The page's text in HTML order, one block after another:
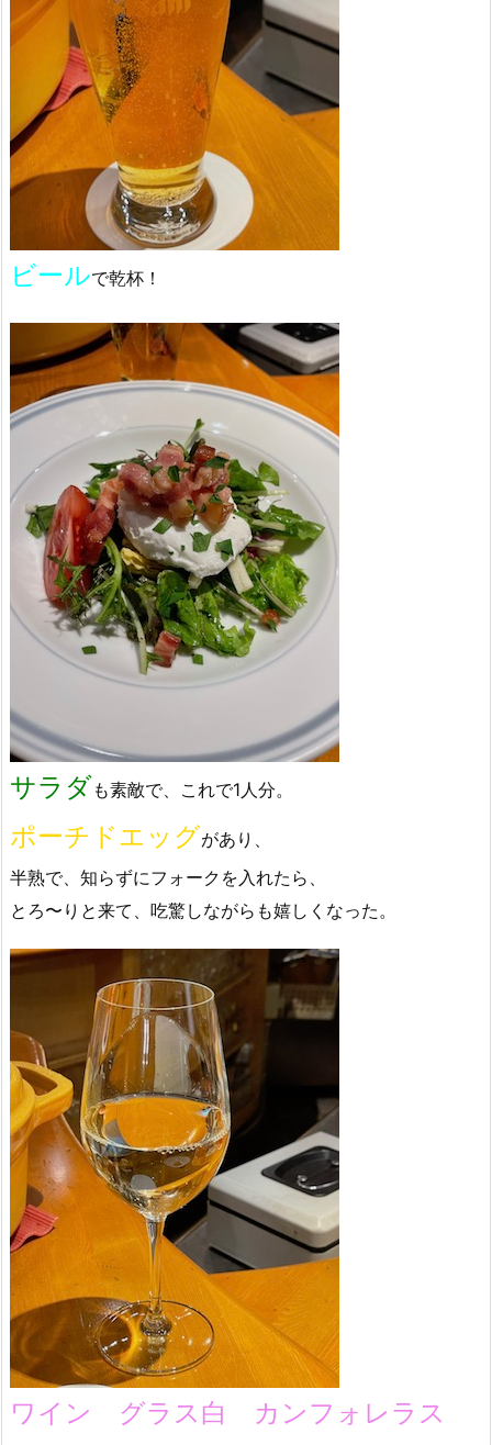
ビールで乾杯！
サラダも素敵で、これで1人分。
ポーチドエッグがあり、
半熟で、知らずにフォークを入れたら、
とろ〜りと来て、吃驚しながらも嬉しくなった。
ワイン グラス白 カンフォレラス